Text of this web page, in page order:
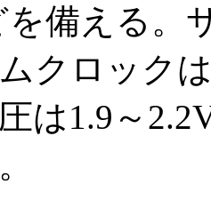
備える。
クロック
は1.9～